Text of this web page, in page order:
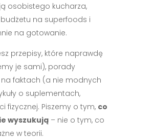
osobistego kucharza,
na superfoods i
na gotowanie.
przepisy, które naprawdę
je sami), porady
faktach (a nie modnych
o suplementach,
fizycznej. Piszemy o tym, co
wyszukują– nie o tym, co
w teorii.